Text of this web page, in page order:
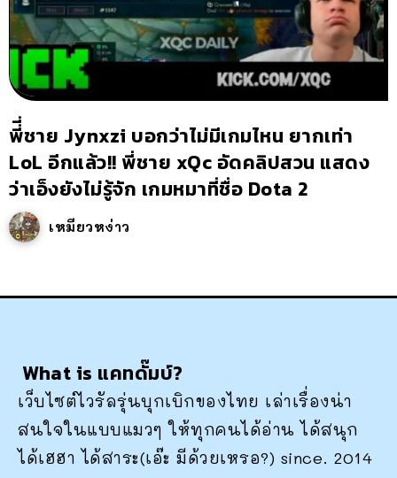
พี่ี่ชาย Jynxzi บอกว่าไม่มีเกมไหน ยากเท่า
LoL อีกแล้ว!! พี่ชาย xQc อัดคลิปสวน แสดง
ว่าเอ็งยังไม่รู้จัก เกมหมาที่ชื่อ Dota 2
เหมียวหง่าว
What is แคทดั๊มบ์?
เว็บไซต์ไวรัลรุ่นบุกเบิกของไทย เล่าเรื่องน่า
สนใจในแบบแมวๆ ให้ทุกคนได้อ่าน ได้สนุก
ได้เฮฮา ได้สาระ(เอ๊ะ มีด้วยเหรอ?) since. 2014